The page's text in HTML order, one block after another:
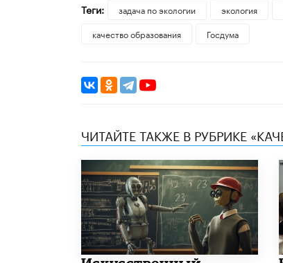
Теги:
задача по экологии экология
качество образования
Госдума
ЧИТАЙТЕ ТАКЖЕ В РУБРИКЕ